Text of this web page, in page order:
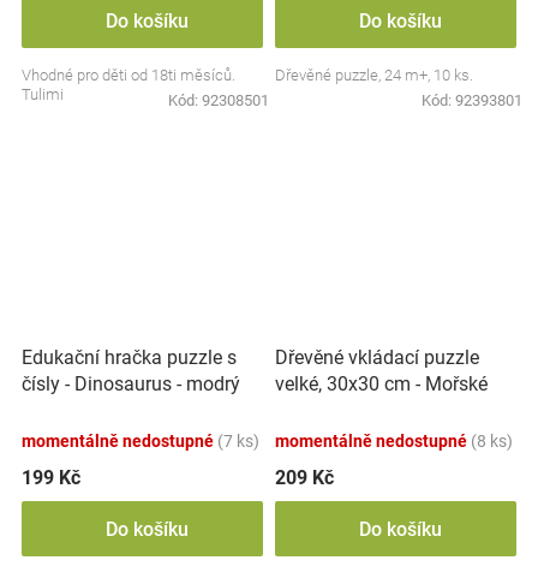
Do košíku
Vhodné pro děti od 18ti měsíců.
Tulimi
Kód: 92308501
Do košíku
Dřevěné puzzle, 24 m+, 10 ks.
Kód: 92393801
Edukační hračka puzzle s
čísly - Dinosaurus - modrý
momentálně nedostupné (7 ks)
199 Kč
Do košíku
Dřevěné vkládací puzzle
velké, 30x30 cm - Mořské
momentálně nedostupné (8 ks)
209 Kč
Do košíku